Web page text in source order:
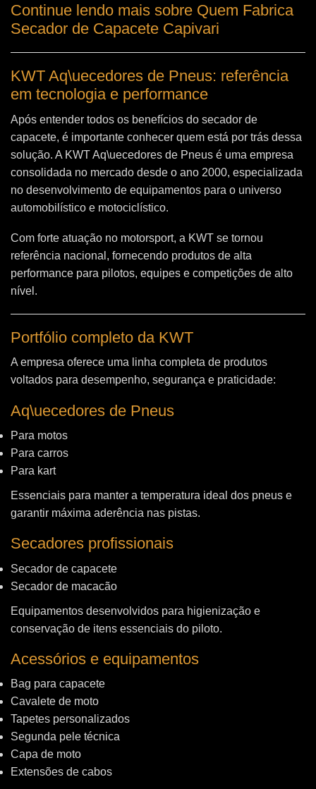
Continue lendo mais sobre Quem Fabrica
Secador de Capacete Capivari
KWT Aq\uecedores de Pneus: referência
em tecnologia e performance
Após entender todos os benefícios do secador de
capacete, é importante conhecer quem está por trás dessa
solução. A KWT Aq\uecedores de Pneus é uma empresa
consolidada no mercado desde o ano 2000, especializada
no desenvolvimento de equipamentos para o universo
automobilístico e motociclístico.
Com forte atuação no motorsport, a KWT se tornou
referência nacional, fornecendo produtos de alta
performance para pilotos, equipes e competições de alto
nível.
Portfólio completo da KWT
A empresa oferece uma linha completa de produtos
voltados para desempenho, segurança e praticidade:
Aq\uecedores de Pneus
Para motos
Para carros
Para kart
Essenciais para manter a temperatura ideal dos pneus e
garantir máxima aderência nas pistas.
Secadores profissionais
Secador de capacete
Secador de macacão
Equipamentos desenvolvidos para higienização e
conservação de itens essenciais do piloto.
Acessórios e equipamentos
Bag para capacete
Cavalete de moto
Tapetes personalizados
Segunda pele técnica
Capa de moto
Extensões de cabos